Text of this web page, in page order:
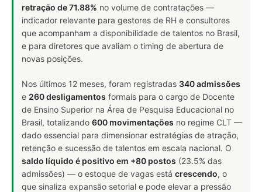
retração de 71.88% no volume de contratações —
indicador relevante para gestores de RH e consultores
que acompanham a disponibilidade de talentos no Brasil,
e para diretores que avaliam o timing de abertura de
novas posições.
Nos últimos 12 meses, foram registradas 340 admissões
e 260 desligamentos formais para o cargo de Docente
de Ensino Superior na Área de Pesquisa Educacional no
Brasil, totalizando 600 movimentações no regime CLT —
dado essencial para dimensionar estratégias de atração,
retenção e sucessão de talentos em escala nacional. O
saldo líquido é positivo em +80 postos (23.5% das
admissões) — o estoque de vagas está crescendo, o
que sinaliza expansão setorial e pode elevar a pressão